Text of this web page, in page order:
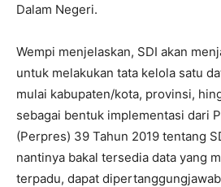
Dalam Negeri.
Wempi menjelaskan, SDI akan
untuk melakukan tata kelola satu
mulai kabupaten/kota, provinsi,
sebagai bentuk implementasi dari
(Perpres) 39 Tahun 2019 tentang
nantinya bakal tersedia data yang
terpadu, dapat